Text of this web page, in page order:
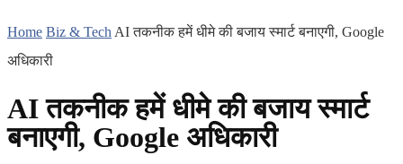
Home Biz & Tech AI तकनीक हमें धीमे की बजाय स्मार्ट बनाएगी, Google
अधिकारी
AI तकनीक हमें धीमे की बजाय स्मार्ट
बनाएगी, Google अधिकारी